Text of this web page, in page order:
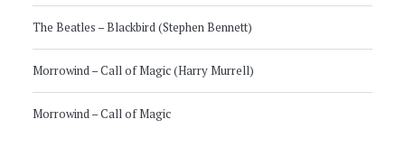
The Beatles – Blackbird (Stephen Bennett)
Morrowind – Call of Magic (Harry Murrell)
Morrowind – Call of Magic